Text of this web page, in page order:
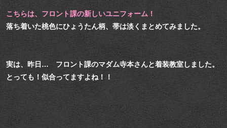
こちらは、フロント課の新しいユニフォーム！
落ち着いた桃色にひょうたん柄、帯は淡くまとめてみました。
実は、昨日… フロント課のマダム寺本さんと着装教室しました。
とっても！似合ってますよね！！